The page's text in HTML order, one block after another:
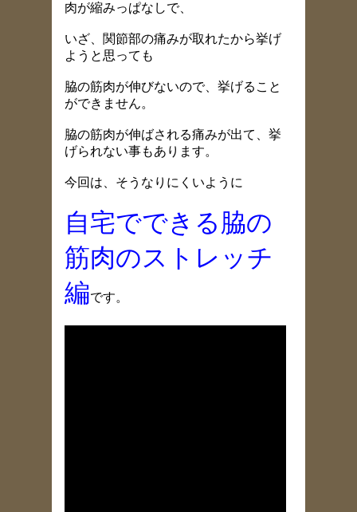
肉が縮みっぱなしで、
いざ、関節部の痛みが取れたから挙げ
ようと思っても
脇の筋肉が伸びないので、挙げること
ができません。
脇の筋肉が伸ばされる痛みが出て、挙
げられない事もあります。
今回は、そうなりにくいように
自宅でできる脇の
筋肉のストレッチ
編です。